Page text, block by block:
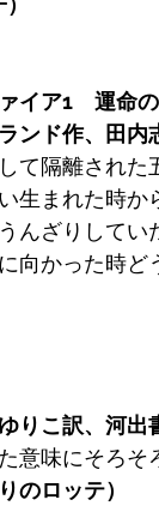
イア1　運命
ンド作、田
て隔離され
生まれた時
んざりして
向かった時
りこ訳、河出
意味にそろ
のロッテ）